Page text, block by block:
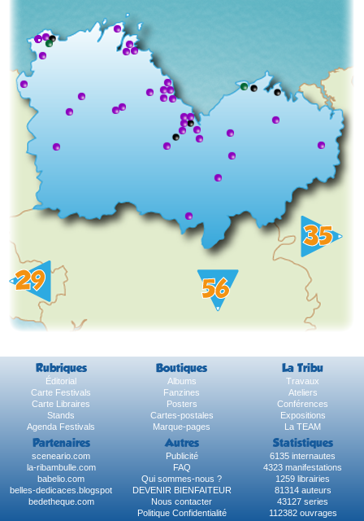
Rubriques Boutiques La Tribu
Éditorial Albums
Travaux
Carte Festivals
Fanzines
Ateliers
Carte Libraires
Posters
Conférences
Stands
Cartes-postales
Expositions
Agenda Festivals
Marque-pages La TEAM
Partenaires Autres Statistiques
sceneario.com Publicité
6135 internautes
la-ribambulle.com
FAQ
4323 manifestations
babelio.com
Qui sommes-nous ?
1259 librairies
belles-dedicaces.blogspot
DEVENIR BIENFAITEUR
81314 auteurs
bedetheque.com
Nous contacter
43127 series
Politique Confidentialité
112382 ouvrages